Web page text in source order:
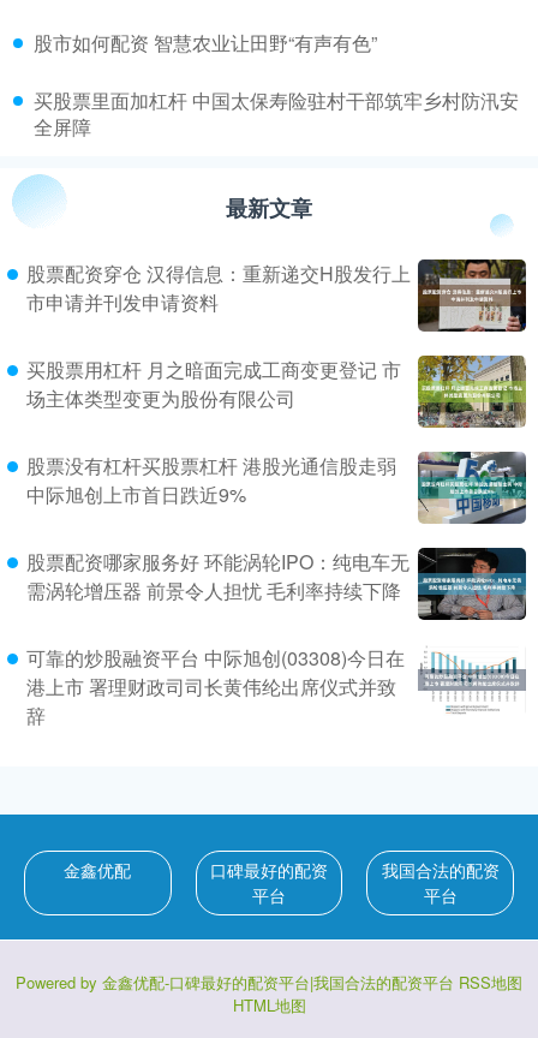
​股市如何配资 智慧农业让田野“有声有色”
​买股票里面加杠杆 中国太保寿险驻村干部筑牢乡村防汛安
全屏障
最新文章
股票配资穿仓 汉得信息：重新递交H股发行上
市申请并刊发申请资料
买股票用杠杆 月之暗面完成工商变更登记 市
场主体类型变更为股份有限公司
股票没有杠杆买股票杠杆 港股光通信股走弱
中际旭创上市首日跌近9%
股票配资哪家服务好 环能涡轮IPO：纯电车无
需涡轮增压器 前景令人担忧 毛利率持续下降
可靠的炒股融资平台 中际旭创(03308)今日在
港上市 署理财政司司长黄伟纶出席仪式并致
辞
金鑫优配
口碑最好的配资
平台
我国合法的配资
平台
Powered by 金鑫优配-口碑最好的配资平台|我国合法的配资平台 RSS地图
HTML地图